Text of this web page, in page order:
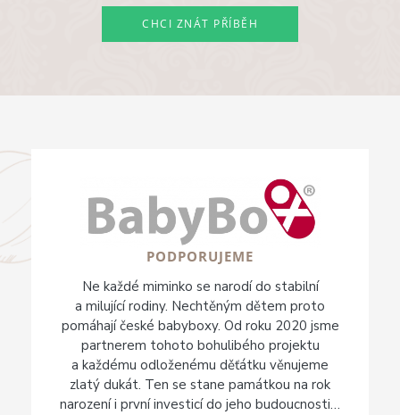
CHCI ZNÁT PŘÍBĚH
PODPORUJEME
Ne každé miminko se narodí do stabilní
a milující rodiny. Nechtěným dětem proto
pomáhají české babyboxy. Od roku 2020 jsme
partnerem tohoto bohulibého projektu
a každému odloženému děťátku věnujeme
zlatý dukát. Ten se stane památkou na rok
narození i první investicí do jeho budoucnosti…